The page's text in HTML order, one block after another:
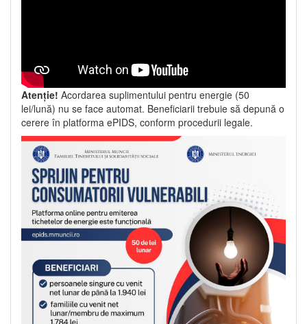
Atenție! Acordarea suplimentului pentru energie (50
lei/lună) nu se face automat. Beneficiarii trebuie să depună o
cerere în platforma ePIDS, conform procedurii legale.